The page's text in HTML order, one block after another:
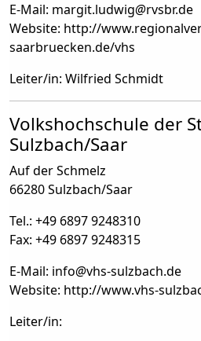
E-Mail: margit.ludwig@rvsbr.de
Website: http://
saarbruecken.de/vhs
Leiter/in: Wilfried Schmidt
Volkshochschule der
Sulzbach/Saar
Auf der Schmelz
66280 Sulzbach/Saar
Tel.: +49 6897 9248310
Fax: +49 6897 9248315
E-Mail: info@vhs-sulzbach.de
Website: http://www.vhs-
Leiter/in: